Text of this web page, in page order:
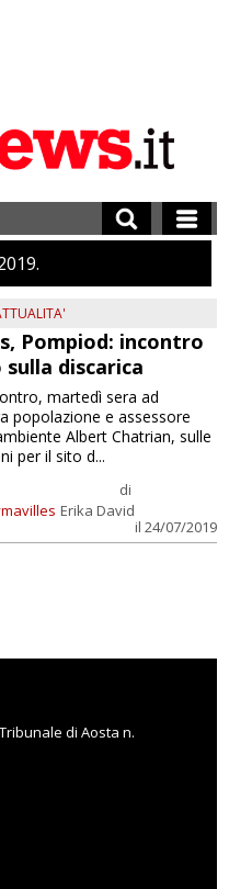
Pompiod: incontro
discarica
di
Erika David
il 24/07/2019
martedì sera ad
popolazione e assessore
Albert Chatrian, sulle
per il sito d...
di Aosta n.